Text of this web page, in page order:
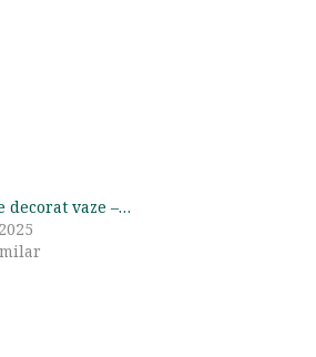
decorat vaze –…